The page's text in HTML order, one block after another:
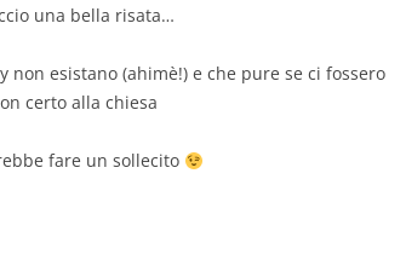
una bella risata…
non esistano (ahimè!) e che pure se ci fossero
certo alla chiesa
fare un sollecito